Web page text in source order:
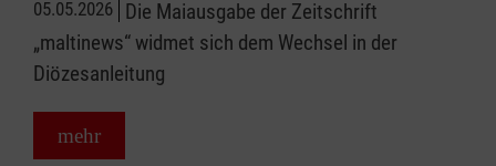
05.05.2026 Die Maiausgabe der Zeitschrift
„maltinews“ widmet sich dem Wechsel in der
Diözesanleitung
mehr